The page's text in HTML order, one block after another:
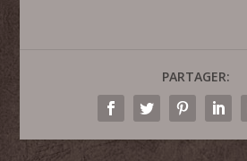
PARTAGER: